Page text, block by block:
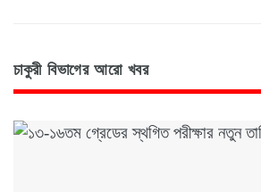
চাকুরী বিভাগের আরো খবর